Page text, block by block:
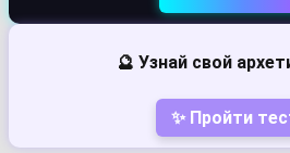
🔮 Узнай свой
✨ Пройти